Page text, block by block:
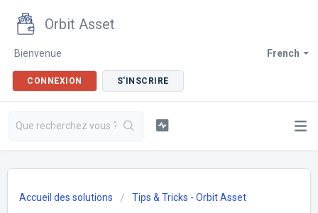
Orbit Asset
French
Bienvenue
CONNEXION S'INSCRIRE
Accueil des solutions Tips & Tricks - Orbit Asset